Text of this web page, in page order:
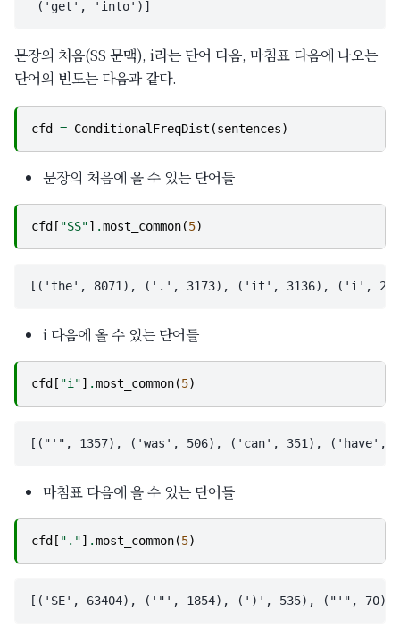
문장의 처음(SS 문맥), i라는 단어 다음, 마침표 다음에 나오는
단어의 빈도는 다음과 같다.
cfd = ConditionalFreqDist (sentences)
문장의 처음에 올 수 있는 단어들
cfd [ "SS"] .most_common(5)
i 다음에 올 수 있는 단어들
cfd [ "i"] .most_common(5)
마침표 다음에 올 수 있는 단어들
cfd [ "."] .most_common(5)